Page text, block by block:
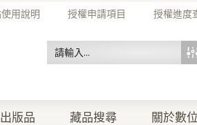
用說明 授權申請項目 授權進度
版品 藏品搜尋 關於數